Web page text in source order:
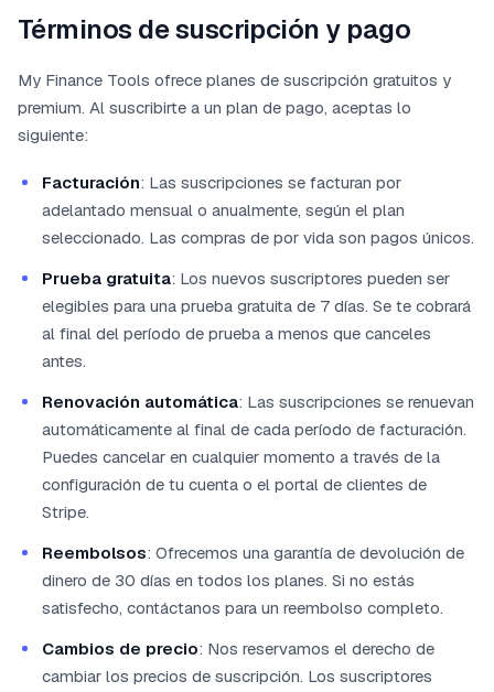
Términos de suscripción y pago
My Finance Tools ofrece planes de suscripción gratuitos y
premium. Al suscribirte a un plan de pago, aceptas lo
siguiente:
Facturación: Las suscripciones se facturan por
adelantado mensual o anualmente, según el plan
seleccionado. Las compras de por vida son pagos únicos.
Prueba gratuita: Los nuevos suscriptores pueden ser
elegibles para una prueba gratuita de 7 días. Se te cobrará
al final del período de prueba a menos que canceles
antes.
Renovación automática: Las suscripciones se renuevan
automáticamente al final de cada período de facturación.
Puedes cancelar en cualquier momento a través de la
configuración de tu cuenta o el portal de clientes de
Stripe.
Reembolsos: Ofrecemos una garantía de devolución de
dinero de 30 días en todos los planes. Si no estás
satisfecho, contáctanos para un reembolso completo.
Cambios de precio: Nos reservamos el derecho de
cambiar los precios de suscripción. Los suscriptores